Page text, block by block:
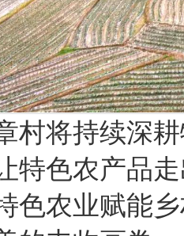
村将持续深
特色农产品
色农业赋能